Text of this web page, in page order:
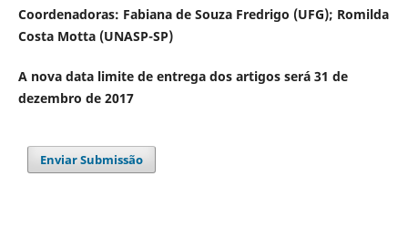
Coordenadoras: Fabiana de Souza Fredrigo (UFG); Romilda
Costa Motta (UNASP-SP)
A nova data limite de entrega dos artigos será 31 de
dezembro de 2017
Enviar Submissão